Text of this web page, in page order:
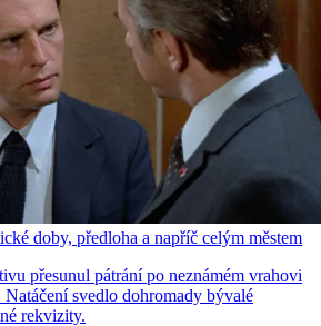
doby, předloha a napříč celým městem
přesunul pátrání po neznámém vrahovi
svedlo dohromady bývalé
rekvizity.